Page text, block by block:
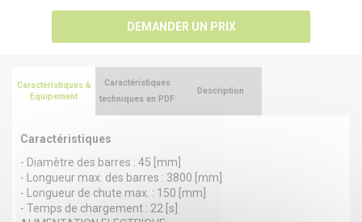
DEMANDER UN PRIX
Caractéristiques &
Equipement
Caractéristiques
- Diamètre des barres : 45 [mm]
- Longueur max. des barres : 3800 [mm]
- Longueur de chute max. : 150 [mm]
- Temps de chargement : 22 [s]
Caractéristiques
techniques en PDF
Description